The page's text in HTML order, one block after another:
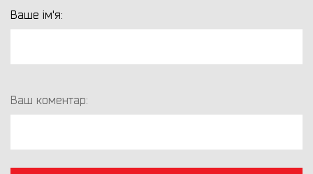
Ваше ім'я:
Ваш коментар: